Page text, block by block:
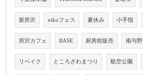
新所沢 nikoフェス 夏休み 小手指
所沢カフェ BASE 厨房前販売 南与野
リベイク ところざわまつり 航空公園